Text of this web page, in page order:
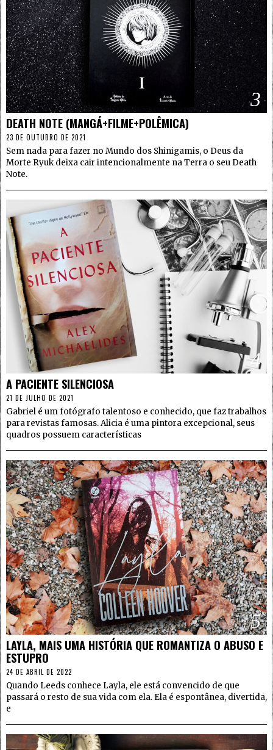
3
DEATH NOTE (MANGÁ+FILME+POLÊMICA)
23 DE OUTUBRO DE 2021
Sem nada para fazer no Mundo dos Shinigamis, o Deus da
Morte Ryuk deixa cair intencionalmente na Terra o seu Death
Note.
4
A PACIENTE SILENCIOSA
21 DE JULHO DE 2021
Gabriel é um fotógrafo talentoso e conhecido, que faz trabalhos
para revistas famosas. Alicia é uma pintora excepcional, seus
quadros possuem características
5
LAYLA, MAIS UMA HISTÓRIA QUE ROMANTIZA O ABUSO E
ESTUPRO
24 DE ABRIL DE 2022
Quando Leeds conhece Layla, ele está convencido de que
passará o resto de sua vida com ela. Ela é espontânea, divertida,
e